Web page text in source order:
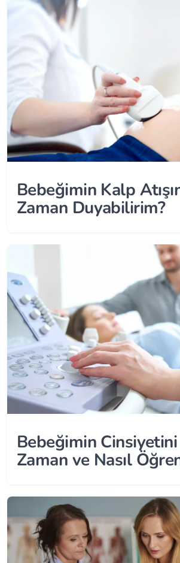
Bebeğimin Kalp
Zaman Duyabilirim?
Bebeğimin
Zaman ve Nasıl